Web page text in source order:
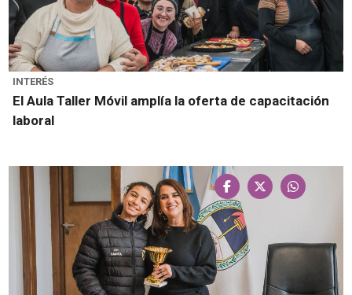
INTERÉS
El Aula Taller Móvil amplía la oferta de capacitación
laboral